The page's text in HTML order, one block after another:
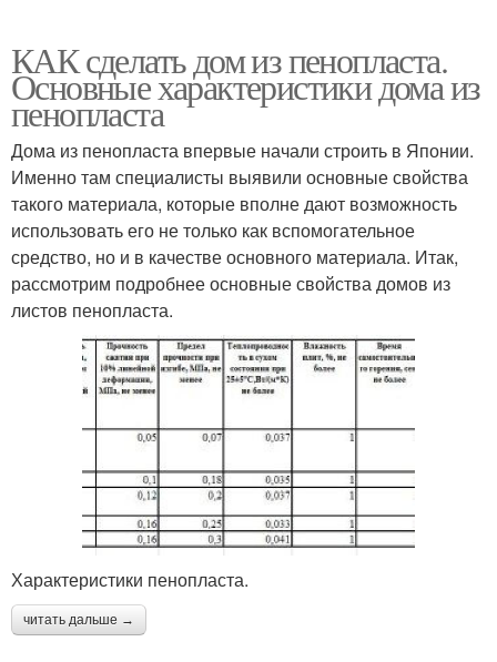
КАК сделать дом из пенопласта.
Основные характеристики дома из
пенопласта
Дома из пенопласта впервые начали строить в Японии.
Именно там специалисты выявили основные свойства
такого материала, которые вполне дают возможность
использовать его не только как вспомогательное
средство, но и в качестве основного материала. Итак,
рассмотрим подробнее основные свойства домов из
листов пенопласта.
Характеристики пенопласта.
читать дальше →